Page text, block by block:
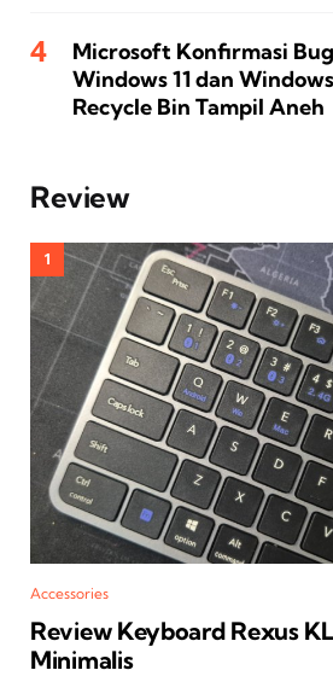
Microsoft Konfirmasi
Windows 11 dan
Recycle Bin Tampil Aneh
Review
Accessories
Review Keyboard Rexus
Minimalis